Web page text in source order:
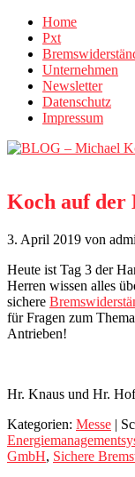
Home
Pxt
Unternehmen
Newsletter
Datenschutz
Impressum
Koch auf der
3. April 2019 von
Heute ist Tag 3 der
Herren wissen alles
sichere
für Fragen zum
Antrieben!
Hr. Knaus und Hr.
Kategorien: Messe |
GmbH, Sichere